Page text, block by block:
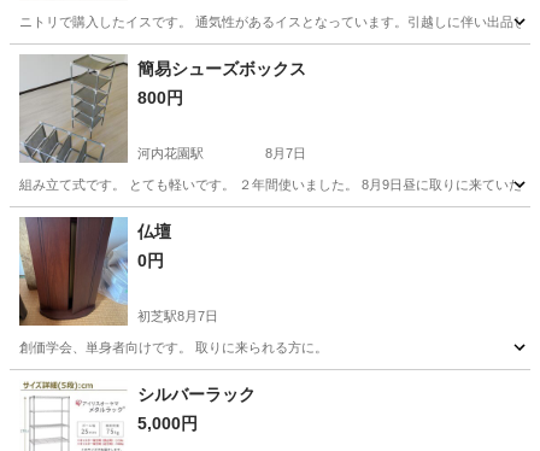
ニトリで購入したイスです。 通気性があるイスとなっています。引越しに伴い出品し
大阪 茨木市 公園東口駅 椅子
簡易シューズボックス
800円
河内花園駅 8月7日
組み立て式です。 とても軽いです。 ２年間使いました。 8月9日昼に取りに来ていた
大阪 東大阪市 河内花園駅
仏壇
0円
初芝駅8月7日
創価学会、単身者向けです。 取りに来られる方に。
大阪 堺市 その他
シルバーラック
5,000円